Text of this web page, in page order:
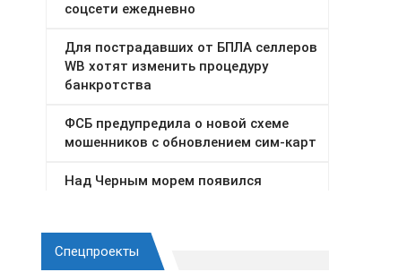
Спецпроекты